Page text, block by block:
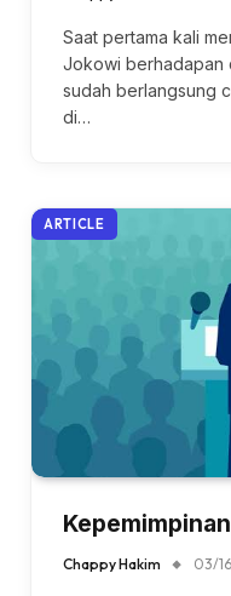
Saat pertama kali
Jokowi berhadapan
sudah berlangsung
di…
ARTICLE
Chappy Hakim 03/